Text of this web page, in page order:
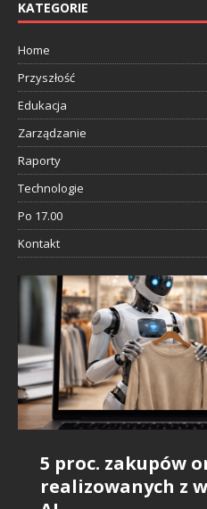
KATEGORIE
Home
Przyszłość
Edukacja
Zarządzanie
Raporty
Technologie
Po 17.00
Kontakt
5 proc. zakupów
realizowanych z
Badanie
pozytywny
Sztuczna
pracy: Raport
Nie szanujemy
Nic nie wiemy o
IDC: sztuczna
wszędzie